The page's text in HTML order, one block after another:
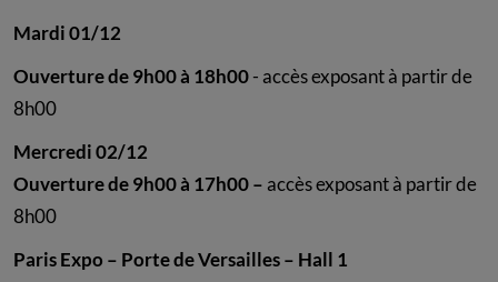
Mardi 01/12
Ouverture de 9h00 à 18h00- accès exposant à partir de
8h00
Mercredi 02/12
Ouverture de 9h00 à 17h00 – accès exposant à partir de
8h00
Paris Expo – Porte de Versailles – Hall 1